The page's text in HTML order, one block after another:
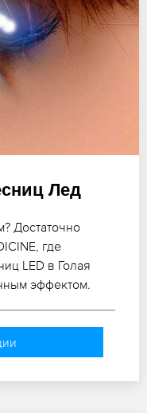
Лед
Достаточно
где
LED в Голая
эффектом.